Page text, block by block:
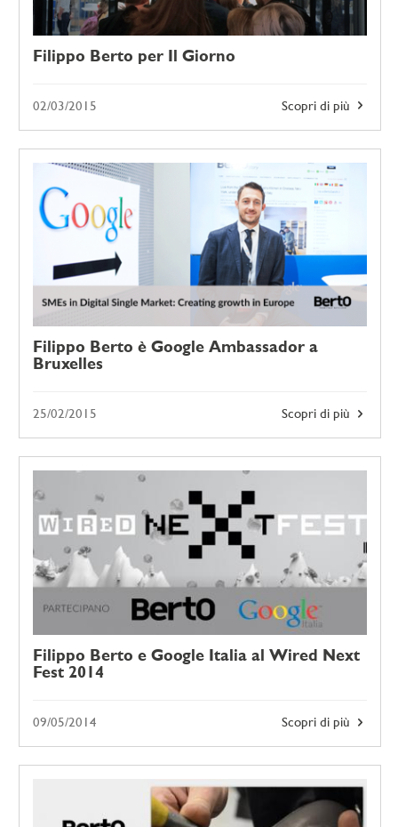
Filippo Berto per Il Giorno
Scopri di più
02/03/2015
Filippo Berto è Google Ambassador a
Bruxelles
Scopri di più
25/02/2015
Filippo Berto e Google Italia al Wired Next
Fest 2014
Scopri di più
09/05/2014